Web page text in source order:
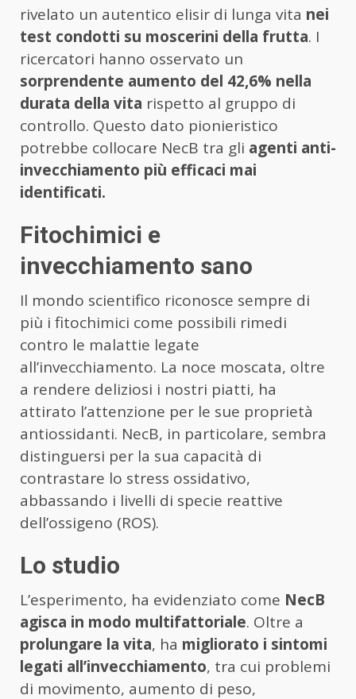
rivelato un autentico elisir di lunga vita nei
test condotti su moscerini della frutta. I
ricercatori hanno osservato un
sorprendente aumento del 42,6% nella
durata della vita rispetto al gruppo di
controllo. Questo dato pionieristico
potrebbe collocare NecB tra gli agenti anti-
invecchiamento più efficaci mai
identificati.
Fitochimici e
invecchiamento sano
Il mondo scientifico riconosce sempre di
più i fitochimici come possibili rimedi
contro le malattie legate
all’invecchiamento. La noce moscata, oltre
a rendere deliziosi i nostri piatti, ha
attirato l’attenzione per le sue proprietà
antiossidanti. NecB, in particolare, sembra
distinguersi per la sua capacità di
contrastare lo stress ossidativo,
abbassando i livelli di specie reattive
dell’ossigeno (ROS).
Lo studio
L’esperimento, ha evidenziato come NecB
agisca in modo multifattoriale. Oltre a
prolungare la vita, ha migliorato i sintomi
legati all’invecchiamento, tra cui problemi
di movimento, aumento di peso,